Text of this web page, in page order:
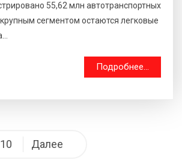
55,62 млн автотранспортных
сегментом остаются легковые
Подробнее...
10 Далее